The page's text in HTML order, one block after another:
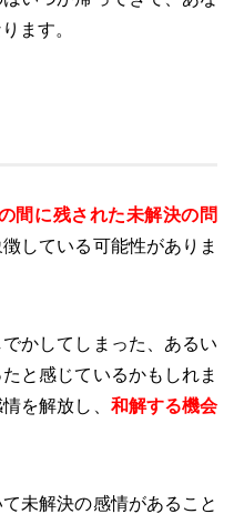
ます。
間に残された未解決の問
している可能性がありま
かしてしまった、あるい
と感じているかもしれま
を解放し、 和解する機会
未解決の感情があること